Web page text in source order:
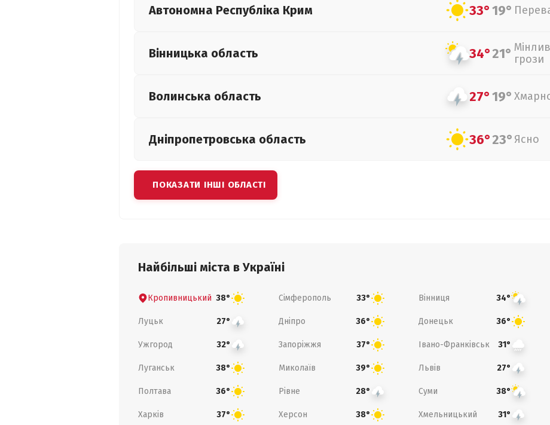
Автономна Республіка Крим 33°19°
Вінницька область 34°21° грози
Волинська область 27°19°
Дніпропетровська область 36°23° Ясно
ПОКАЗАТИ ІНШІ ОБЛАСТІ
Найбільші міста в Україні
Кропивницький 38° Сімферополь 33° Вінниця 34°
Луцьк 27° Дніпро 36° Донецьк 36°
Ужгород 32° Запоріжжя 37° Івано-Франківськ 31°
Луганськ 38° Миколаїв 39° Львів 27°
Полтава 36° Рівне 28° Суми 38°
Харків 37° Херсон 38° Хмельницький 31°